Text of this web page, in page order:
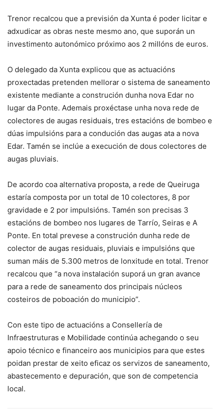
Trenor recalcou que a previsión da Xunta é poder licitar e
adxudicar as obras neste mesmo ano, que suporán un
investimento autonómico próximo aos 2 millóns de euros.
O delegado da Xunta explicou que as actuacións
proxectadas pretenden mellorar o sistema de saneamento
existente mediante a construción dunha nova Edar no
lugar da Ponte. Ademais proxéctase unha nova rede de
colectores de augas residuais, tres estacións de bombeo e
dúas impulsións para a condución das augas ata a nova
Edar. Tamén se inclúe a execución de dous colectores de
augas pluviais.
De acordo coa alternativa proposta, a rede de Queiruga
estaría composta por un total de 10 colectores, 8 por
gravidade e 2 por impulsións. Tamén son precisas 3
estacións de bombeo nos lugares de Tarrío, Seiras e A
Ponte. En total prevese a construción dunha rede de
colector de augas residuais, pluviais e impulsións que
suman máis de 5.300 metros de lonxitude en total. Trenor
recalcou que “a nova instalación suporá un gran avance
para a rede de saneamento dos principais núcleos
costeiros de poboación do municipio”.
Con este tipo de actuacións a Consellería de
Infraestruturas e Mobilidade continúa achegando o seu
apoio técnico e financeiro aos municipios para que estes
poidan prestar de xeito eficaz os servizos de saneamento,
abastecemento e depuración, que son de competencia
local.